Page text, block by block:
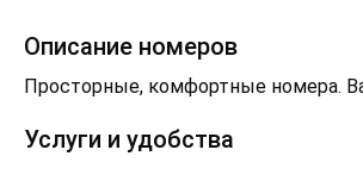
Описание номеров
Просторные, комфортные номера.
Услуги и удобства